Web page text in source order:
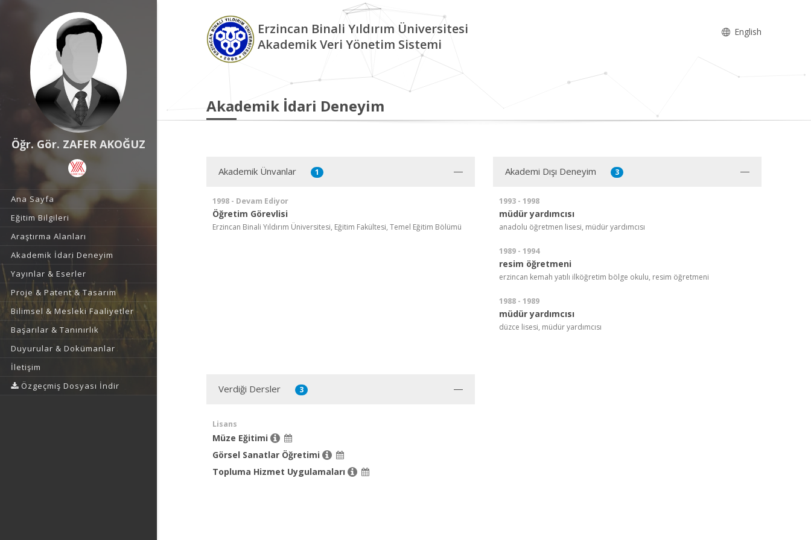
Öğr. Gör. ZAFER AKOĞUZ
Ana Sayfa
Eğitim Bilgileri
Araştırma Alanları
Akademik İdari Deneyim
Yayınlar & Eserler
Proje & Patent & Tasarım
Bilimsel & Mesleki Faaliyetler
Başarılar & Tanınırlık
Duyurular & Dokümanlar
İletişim
Özgeçmiş Dosyası İndir
Erzincan Binali Yıldırım Üniversitesi
Akademik Veri Yönetim Sistemi
English
Akademik İdari Deneyim
Akademik Ünvanlar 1
1998 - Devam Ediyor
Öğretim Görevlisi
Erzincan Binali Yıldırım Üniversitesi, Eğitim Fakültesi, Temel Eğitim Bölümü
Akademi Dışı Deneyim 3
1993 - 1998
müdür yardımcısı
anadolu öğretmen lisesi, müdür yardımcısı
1989 - 1994
resim öğretmeni
erzincan kemah yatılı ilköğretim bölge okulu, resim öğretmeni
1988 - 1989
müdür yardımcısı
düzce lisesi, müdür yardımcısı
Verdiği Dersler 3
Lisans
Müze Eğitimi
Görsel Sanatlar Öğretimi
Topluma Hizmet Uygulamaları